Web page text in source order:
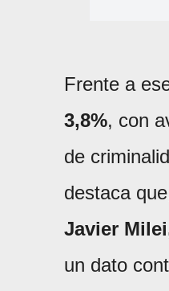
Frente a
3,8%, con
de
destaca
Javier
un dato